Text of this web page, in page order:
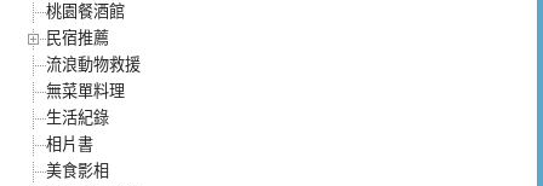
桃園餐酒館
民宿推薦
流浪動物救援
無菜單料理
生活紀錄
相片書
美食影相